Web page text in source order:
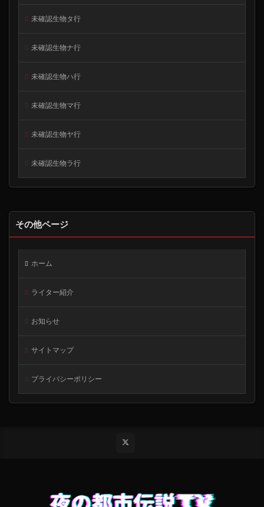
未確認生物タ行
未確認生物ナ行
未確認生物ハ行
未確認生物マ行
未確認生物ヤ行
未確認生物ラ行
その他ページ
ホーム
ライター紹介
お知らせ
サイトマップ
プライバシーポリシー